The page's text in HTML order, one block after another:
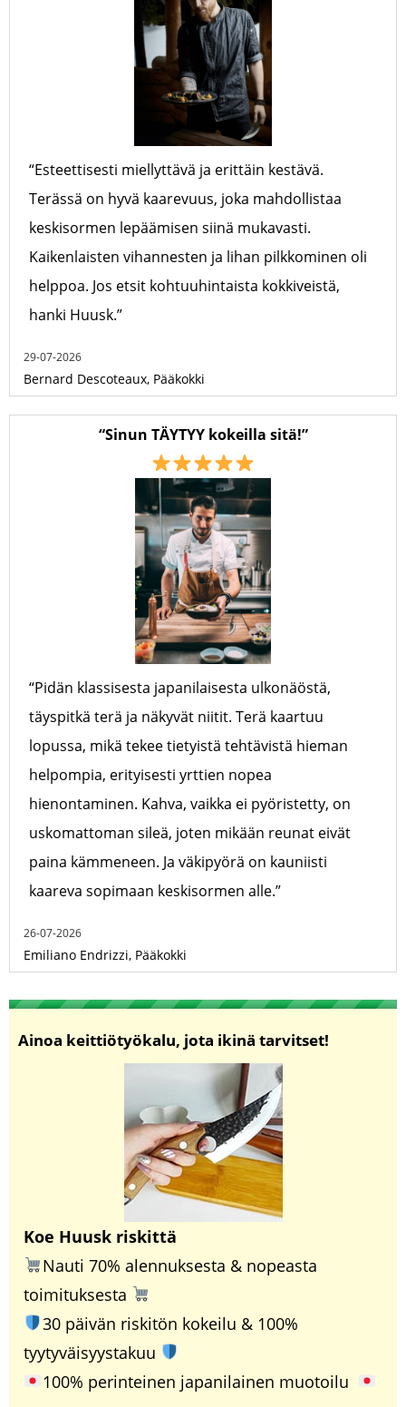
“Esteettisesti miellyttävä ja erittäin kestävä.
Terässä on hyvä kaarevuus, joka mahdollistaa
keskisormen lepäämisen siinä mukavasti.
Kaikenlaisten vihannesten ja lihan pilkkominen oli
helppoa. Jos etsit kohtuuhintaista kokkiveistä,
hanki Huusk.”
29-07-2026
Bernard Descoteaux, Pääkokki
“Sinun TÄYTYY kokeilla sitä!”
“Pidän klassisesta japanilaisesta ulkonäöstä,
täyspitkä terä ja näkyvät niitit. Terä kaartuu
lopussa, mikä tekee tietyistä tehtävistä hieman
helpompia, erityisesti yrttien nopea
hienontaminen. Kahva, vaikka ei pyöristetty, on
uskomattoman sileä, joten mikään reunat eivät
paina kämmeneen. Ja väkipyörä on kauniisti
kaareva sopimaan keskisormen alle.”
26-07-2026
Emiliano Endrizzi, Pääkokki
Ainoa keittiötyökalu, jota ikinä tarvitset!
Koe Huusk riskittä
Nauti 70% alennuksesta & nopeasta
toimituksesta
30 päivän riskitön kokeilu & 100%
tyytyväisyystakuu
100% perinteinen japanilainen muotoilu